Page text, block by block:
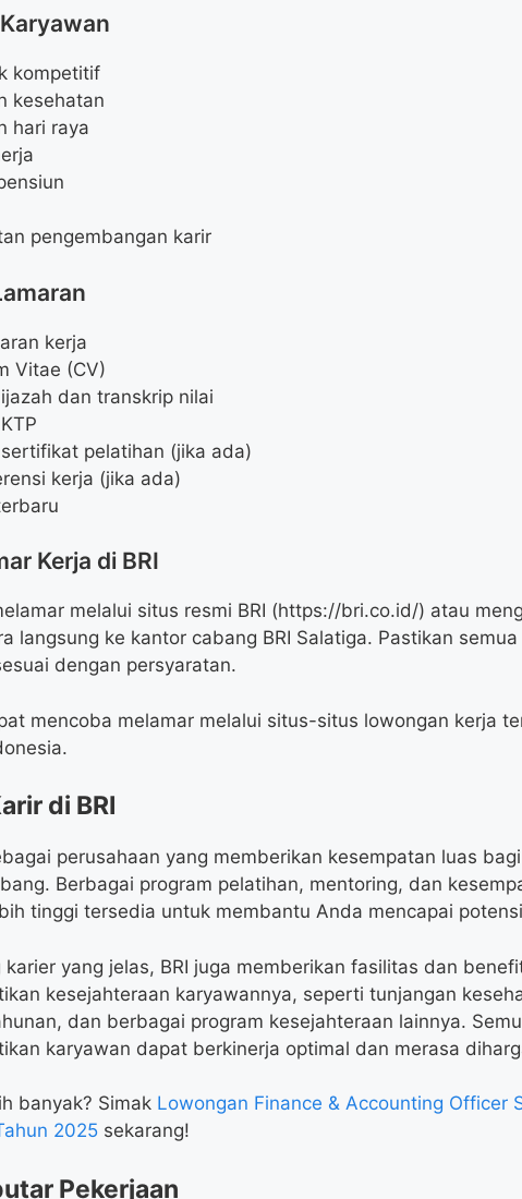
kompetitif
kesehatan
hari raya
pengembangan karir
kerja
Vitae (CV)
dan transkrip nilai
pelatihan (jika ada)
kerja (jika ada)
Kerja di BRI
melalui situs resmi BRI (https://bri.co.id/) atau
langsung ke kantor cabang BRI Salatiga. Pastikan
dengan persyaratan.
mencoba melamar melalui situs-situs lowongan kerja
di BRI
perusahaan yang memberikan kesempatan luas
Berbagai program pelatihan, mentoring, dan
tinggi tersedia untuk membantu Anda mencapai
karier yang jelas, BRI juga memberikan fasilitas dan
kesejahteraan karyawannya, seperti tunjangan
dan berbagai program kesejahteraan lainnya.
karyawan dapat berkinerja optimal dan merasa
banyak? Simak Lowongan Finance & Accounting Officer
2025 sekarang!
Pekerjaan